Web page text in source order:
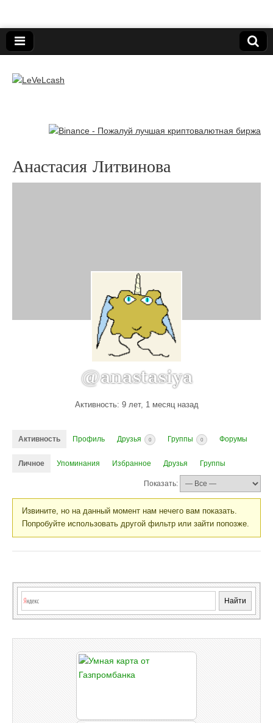
LeVeLcash
Анастасия Литвинова
@anastasiya
Активность: 9 лет, 1 месяц назад
Активность Профиль Друзья 0 Группы 0 Форумы
Личное Упоминания Избранное Друзья Группы
Показать:
Извините, но на данный момент нам нечего вам показать.
Попробуйте использовать другой фильтр или зайти попозже.